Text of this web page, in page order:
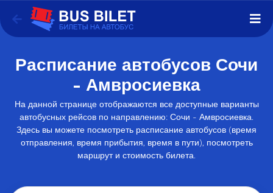
Расписание автобусов Сочи
- Амвросиевка
На данной странице отображаются все доступные варианты
автобусных рейсов по направлению: Сочи - Амвросиевка.
Здесь вы можете посмотреть расписание автобусов (время
отправления, время прибытия, время в пути), посмотреть
маршрут и стоимость билета.